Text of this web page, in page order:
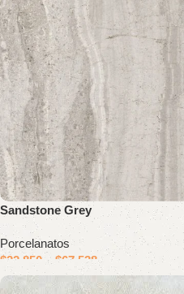
Sandstone Grey
Porcelanatos
$22.850 – $67.538